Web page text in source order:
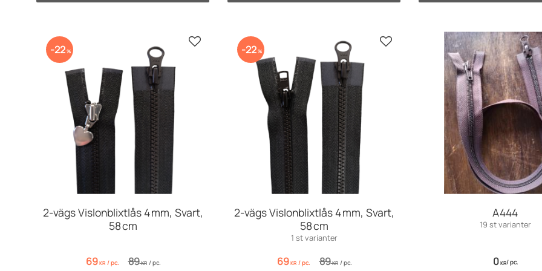
2-vägs Vislonblixtlås 4 mm, Svart,
58 cm
69KR /pc. 89KR /pc.
22% Add to favorites
2-vägs Vislonblixtlås 4 mm, Svart,
58 cm
1 st varianter
69KR /pc. 89KR /pc.
22% Add to favorites
A444
19 st varianter
0KR/pc.